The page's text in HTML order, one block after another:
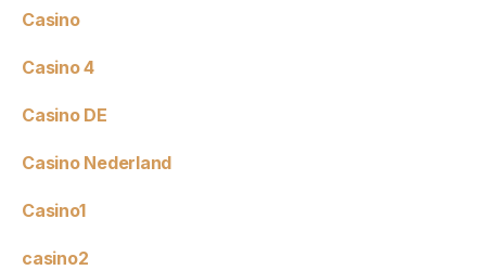
Casino
Casino 4
Casino DE
Casino Nederland
Casino1
casino2